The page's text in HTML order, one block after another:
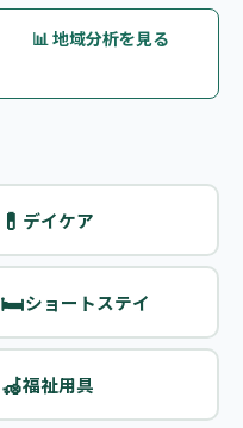
📊 地域分析を見る
💊 デイケア
🛏️ショートステイ
🦽福祉用具